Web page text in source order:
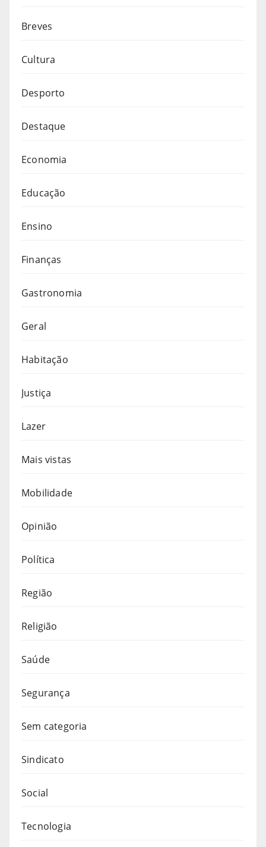
Breves
Cultura
Desporto
Destaque
Economia
Educação
Ensino
Finanças
Gastronomia
Geral
Habitação
Justiça
Lazer
Mais vistas
Mobilidade
Opinião
Política
Região
Religião
Saúde
Segurança
Sem categoria
Sindicato
Social
Tecnologia